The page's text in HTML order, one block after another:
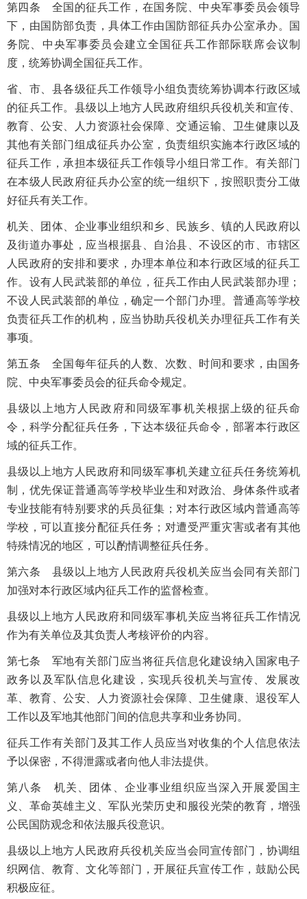
第四条 全国的征兵工作，在国务院、中央军事委员会领导
下，由国防部负责，具体工作由国防部征兵办公室承办。国
务院、中央军事委员会建立全国征兵工作部际联席会议制
度，统筹协调全国征兵工作。
省、市、县各级征兵工作领导小组负责统筹协调本行政区域
的征兵工作。县级以上地方人民政府组织兵役机关和宣传、
教育、公安、人力资源社会保障、交通运输、卫生健康以及
其他有关部门组成征兵办公室，负责组织实施本行政区域的
征兵工作，承担本级征兵工作领导小组日常工作。有关部门
在本级人民政府征兵办公室的统一组织下，按照职责分工做
好征兵有关工作。
机关、团体、企业事业组织和乡、民族乡、镇的人民政府以
及街道办事处，应当根据县、自治县、不设区的市、市辖区
人民政府的安排和要求，办理本单位和本行政区域的征兵工
作。设有人民武装部的单位，征兵工作由人民武装部办理；
不设人民武装部的单位，确定一个部门办理。普通高等学校
负责征兵工作的机构，应当协助兵役机关办理征兵工作有关
事项。
第五条 全国每年征兵的人数、次数、时间和要求，由国务
院、中央军事委员会的征兵命令规定。
县级以上地方人民政府和同级军事机关根据上级的征兵命
令，科学分配征兵任务，下达本级征兵命令，部署本行政区
域的征兵工作。
县级以上地方人民政府和同级军事机关建立征兵任务统筹机
制，优先保证普通高等学校毕业生和对政治、身体条件或者
专业技能有特别要求的兵员征集；对本行政区域内普通高等
学校，可以直接分配征兵任务；对遭受严重灾害或者有其他
特殊情况的地区，可以酌情调整征兵任务。
第六条 县级以上地方人民政府兵役机关应当会同有关部门
加强对本行政区域内征兵工作的监督检查。
县级以上地方人民政府和同级军事机关应当将征兵工作情况
作为有关单位及其负责人考核评价的内容。
第七条 军地有关部门应当将征兵信息化建设纳入国家电子
政务以及军队信息化建设，实现兵役机关与宣传、发展改
革、教育、公安、人力资源社会保障、卫生健康、退役军人
工作以及军地其他部门间的信息共享和业务协同。
征兵工作有关部门及其工作人员应当对收集的个人信息依法
予以保密，不得泄露或者向他人非法提供。
第八条 机关、团体、企业事业组织应当深入开展爱国主
义、革命英雄主义、军队光荣历史和服役光荣的教育，增强
公民国防观念和依法服兵役意识。
县级以上地方人民政府兵役机关应当会同宣传部门，协调组
织网信、教育、文化等部门，开展征兵宣传工作，鼓励公民
积极应征。